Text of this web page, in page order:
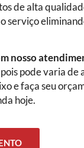
de alta
serviço
nosso
pode varia de
e faça seu
hoje.